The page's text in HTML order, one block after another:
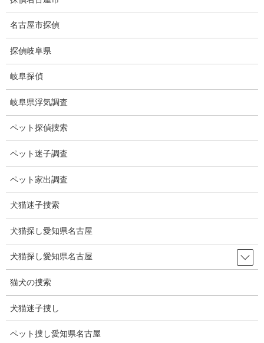
に
動
ョ
に
動
ブログ
HOME ブログ
2026-01-20
ブログ
大寒
暦の上大寒ですが、本当に寒くなりました。
明日はもっと寒くなるようです。
外は風も強く、これから明日にかけて、出かけますが厳しい一日
名古屋市探偵
探偵岐阜県
岐阜探偵
岐阜県浮気調査
ペット探偵捜索
ペット迷子調査
ペット家出調査
犬猫迷子捜索
犬猫探し愛知県名古屋
犬猫探し愛知県名古屋
猫犬の捜索
犬猫迷子捜し
ペット捜し愛知県名古屋